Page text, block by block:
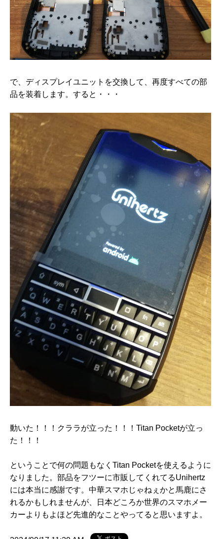
で、ディスプレイユニットを交換して、再度すべての部
品を装着します。すると・・・
動いた！！！クララが立った！！！Titan Pocketが立っ
た！！！
ということで何の問題もなくTitan Pocketを使えるように
なりました。部品をフツーに市販してくれてるUnihertz
には本当に感謝です。中華スマホじゃねぇかと馬鹿にさ
れるかもしれませんが、日本どころか世界のスマホメー
カーよりもよほど先進的なことやってると思いますよ。